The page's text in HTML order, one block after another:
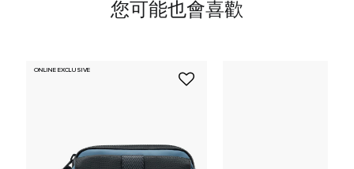
您可能也會喜歡
ONLINE EXCLUSIVE